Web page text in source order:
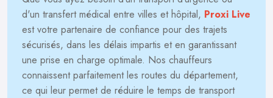
d'un transfert médical entre villes et hôpital, Proxi Live
est votre partenaire de confiance pour des trajets
sécurisés, dans les délais impartis et en garantissant
une prise en charge optimale. Nos chauffeurs
connaissent parfaitement les routes du département,
ce qui leur permet de réduire le temps de transport